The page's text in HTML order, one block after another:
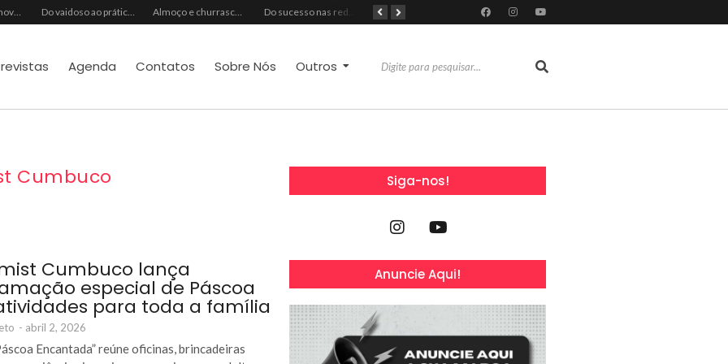
Ideal Clube promove programação especial para celebrar o Dia dos Pais com música, gastronomia e lazer para toda a família Do vaidoso ao prático: veja lista com ideias de presentes Avon para cada perfil de pai Almoço e churrasco de Dia dos Pais impulsionam vendas no varejo alimentar Do sucesso nas redes sociais à revelação no cenário musical, Beniicio Abraão lança “Me Perdeu”
Agenda Contatos Sobre Nós Outros
Cumbuco
Cumbuco lança
especial de Páscoa
para toda a família
- abril 2, 2026
Encantada” reúne oficinas, brincadeiras
Siga-nos!
Anuncie Aqui!